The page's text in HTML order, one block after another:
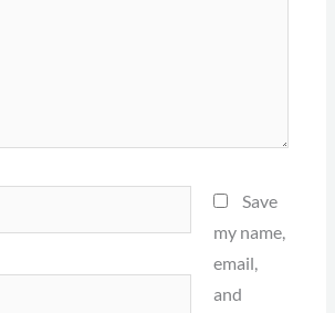
Save
my name,
email,
and